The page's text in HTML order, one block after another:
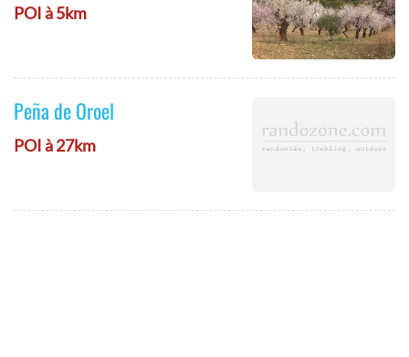
POI à 5km
Peña de Oroel
POI à 27km